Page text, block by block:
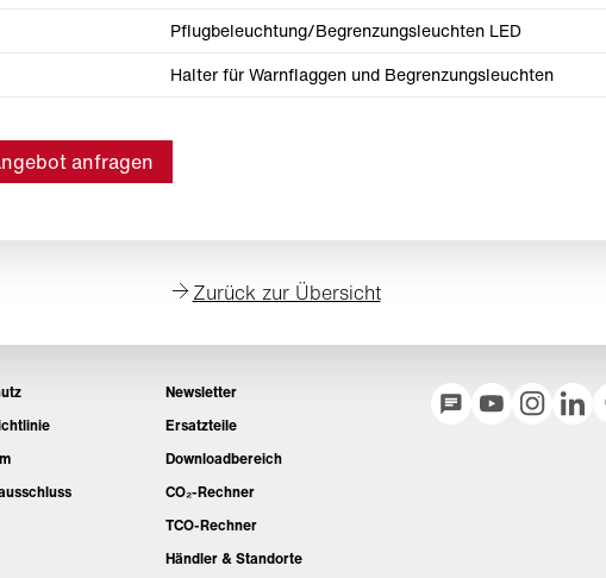
Pflugbeleuchtung/Begrenzungsleuchten LED
Halter für Warnflaggen und Begrenzungsleuchten
anfragen
Zurück zur Übersicht
Newsletter
Ersatzteile
Downloadbereich
CO₂-Rechner
TCO-Rechner
Händler & Standorte